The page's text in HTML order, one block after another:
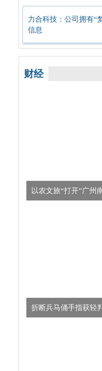
力合科技：公司拥有“
信息
财经